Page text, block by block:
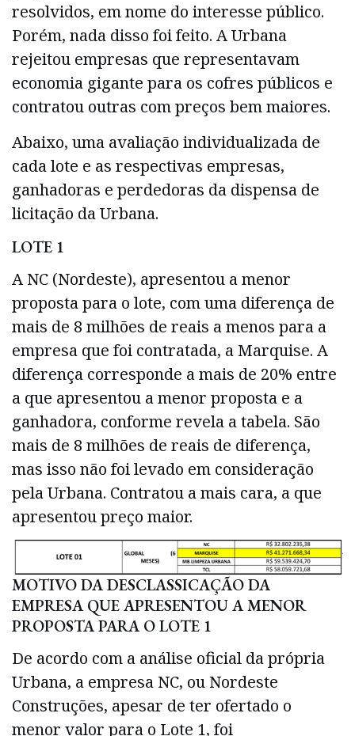
resolvidos, em nome do interesse público.
Porém, nada disso foi feito. A Urbana
rejeitou empresas que representavam
economia gigante para os cofres públicos e
contratou outras com preços bem maiores.
Abaixo, uma avaliação individualizada de
cada lote e as respectivas empresas,
ganhadoras e perdedoras da dispensa de
licitação da Urbana.
LOTE 1
A NC (Nordeste), apresentou a menor
proposta para o lote, com uma diferença de
mais de 8 milhões de reais a menos para a
empresa que foi contratada, a Marquise. A
diferença corresponde a mais de 20% entre
a que apresentou a menor proposta e a
ganhadora, conforme revela a tabela. São
mais de 8 milhões de reais de diferença,
mas isso não foi levado em consideração
pela Urbana. Contratou a mais cara, a que
apresentou preço maior.
MOTIVO DA DESCLASSICAÇÃO DA
EMPRESA QUE APRESENTOU A MENOR
PROPOSTA PARA O LOTE 1
De acordo com a análise oficial da própria
Urbana, a empresa NC, ou Nordeste
Construções, apesar de ter ofertado o
menor valor para o Lote 1, foi